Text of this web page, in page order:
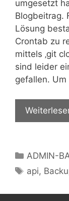
umgesetzt
Blogbeitrag.
Lösung
Crontab zu
mittels ‚git
sind leider
gefallen.
Kategorien
ADMIN-
api,